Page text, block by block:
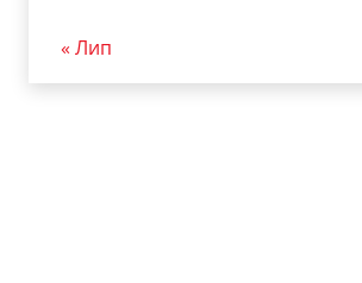
« Лип